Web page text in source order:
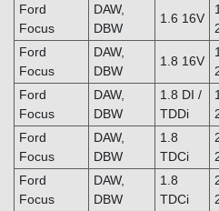
Ford
Focus
DAW,
DBW
1.6 16V
Ford
Focus
DAW,
DBW
1.8 16V
Ford
Focus
DAW,
DBW
1.8 DI /
TDDi
Ford
Focus
DAW,
DBW
1.8
TDCi
Ford
Focus
DAW,
DBW
1.8
TDCi